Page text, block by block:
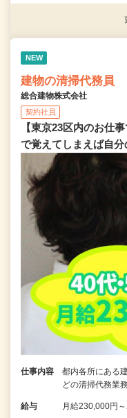
NEW
建物の清掃代務員
総合建物株式会社
契約社員
【東京23区内のお仕
で覚えてしまえば自分
仕事内容
都内各所にある
どの清掃代務業
給与 月給230,000円